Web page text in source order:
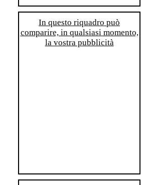
In questo riquadro può
comparire, in qualsiasi momento,
la vostra pubblicità